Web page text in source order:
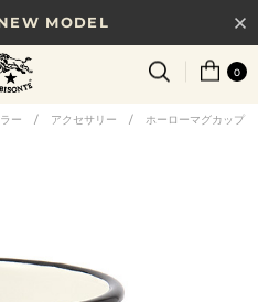
MODEL
11,000円以上で送料無料
る、新しいギフトガイド
0
ー / アクセサリー / ホーローマグカップ